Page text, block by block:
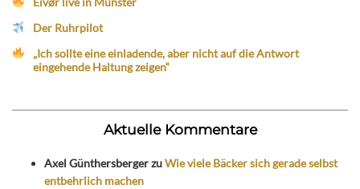
Der Ruhrpilot
„Ich sollte eine einladende, aber nicht auf die Antwort
eingehende Haltung zeigen“
Aktuelle Kommentare
Axel GünthersbergerzuWie viele Bäcker sich gerade selbst
entbehrlich machen